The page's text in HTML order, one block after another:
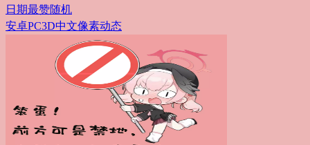
日期最赞随机
安卓PC3D中文像素动态